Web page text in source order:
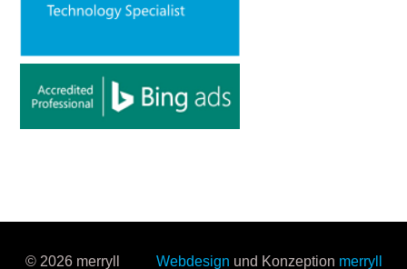
© 2026 merryll Webdesign und Konzeption merryll